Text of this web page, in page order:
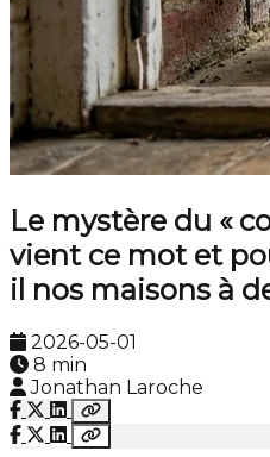
Le mystère du «
vient ce mot et
il nos maisons à
2026-05-01
8 min
Jonathan Laroche